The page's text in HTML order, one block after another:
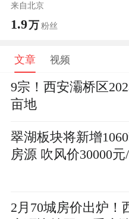
来自北京
1.9万粉丝
文章 视频
9宗！西安灞桥区
亩地
翠湖板块将新增
房源 吹风价30000元
2月70城房价出炉！